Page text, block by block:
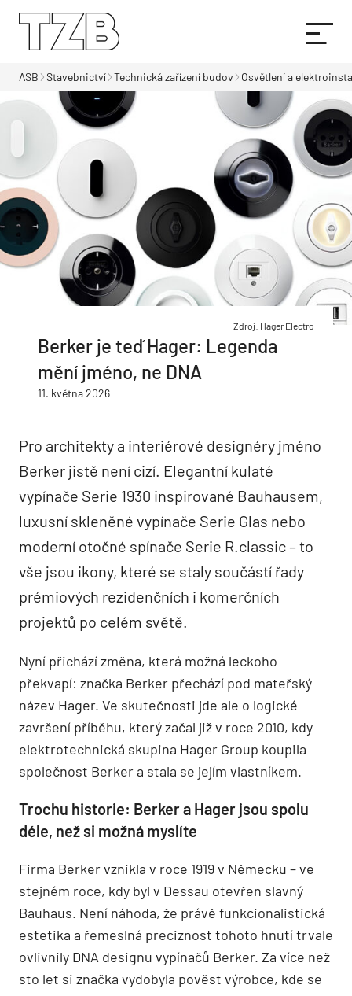
ASB Stavebnictví Technická zařízení budov Osvětlení a
Zdroj: Hager Electro
Berker je teď Hager: Legenda
mění jméno, ne DNA
11. května 2026
Pro architekty a interiérové designéry jméno
Berker jistě není cizí. Elegantní kulaté
vypínače Serie 1930 inspirované Bauhausem,
luxusní skleněné vypínače Serie Glas nebo
moderní otočné spínače Serie R.classic – to
vše jsou ikony, které se staly součástí řady
prémiových rezidenčních i komerčních
projektů po celém světě.
Nyní přichází změna, která možná leckoho
překvapí: značka Berker přechází pod mateřský
název Hager. Ve skutečnosti jde ale o logické
završení příběhu, který začal již v roce 2010, kdy
elektrotechnická skupina Hager Group koupila
společnost Berker a stala se jejím vlastníkem.
Trochu historie: Berker a Hager jsou spolu
déle, než si možná myslíte
Firma Berker vznikla v roce 1919 v Německu – ve
stejném roce, kdy byl v Dessau otevřen slavný
Bauhaus. Není náhoda, že právě funkcionalistická
estetika a řemeslná preciznost tohoto hnutí trvale
ovlivnily DNA designu vypínačů Berker. Za více než
sto let si značka vydobyla pověst výrobce, kde se